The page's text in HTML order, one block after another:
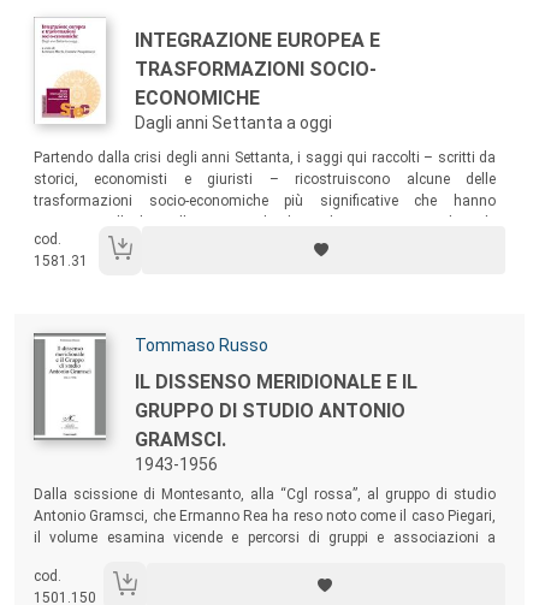
Autori:
Titolo:
INTEGRAZIONE EUROPEA E
TRASFORMAZIONI SOCIO-
ECONOMICHE
Dagli anni Settanta a oggi
Sommario:
Partendo dalla crisi degli anni Settanta, i saggi qui raccolti – scritti da
storici, economisti e giuristi – ricostruiscono alcune delle
trasformazioni socio-economiche più significative che hanno
connessioni con il processo di integrazione sovranazionale.
cod.
1581.31
Autori:
Tommaso Russo
Titolo:
IL DISSENSO MERIDIONALE E IL
GRUPPO DI STUDIO ANTONIO
GRAMSCI.
1943-1956
Dalla scissione di Montesanto, alla “Cgl rossa”, al gruppo di studio
Antonio Gramsci, che Ermanno Rea ha reso noto come il caso Piegari,
il volume esamina vicende e percorsi di gruppi e associazioni a
tradizione comunista nel Mezzogiorno.
cod.
1501.150